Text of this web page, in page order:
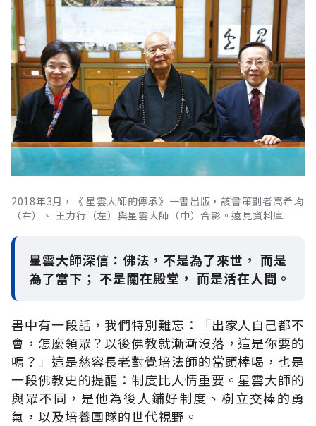
2018年3月，《 星雲大師的傳承》一書出版，該書策劃者高希均
（右）、 王力行（左）與星雲大師（中）合影。遠見資料庫
星雲大師深信：佛法，不是為了來世， 而是
為了當下； 不是關在殿堂， 而是活在人間。
書中有一段話，我們特別難忘：「出家人自己都不
會，怎麼領眾？以後佛教就漸漸沒落，這是你要的
嗎？」這是慈容長老對覺培法師的當頭棒喝，也是
一段佛教史的提醒：制度比人情重要。星雲大師的
與眾不同，是他為後人鋪好制度、樹立交棒的勇
氣，以及培養團隊的世代視野。